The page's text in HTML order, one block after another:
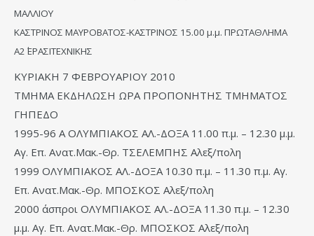
ΜΑΛΛΙΟΥ
ΚΑΣΤΡΙΝΟΣ ΜΑΥΡΟΒΑΤΟΣ-ΚΑΣΤΡΙΝΟΣ 15.00 μ.μ. ΠΡΩΤΑΘΛΗΜΑ
Α2΄ ΕΡΑΣΙΤΕΧΝΙΚΗΣ
ΚΥΡΙΑΚΗ 7 ΦΕΒΡΟΥΑΡΙΟΥ 2010
ΤΜΗΜΑ ΕΚΔΗΛΩΣΗ ΩΡΑ ΠΡΟΠΟΝΗΤΗΣ ΤΜΗΜΑΤΟΣ
ΓΗΠΕΔΟ
1995-96 Α ΟΛΥΜΠΙΑΚΟΣ ΑΛ.-ΔΟΞΑ 11.00 π.μ. – 12.30 μ.μ.
Αγ. Επ. Ανατ.Μακ.-Θρ. ΤΣΕΛΕΜΠΗΣ Αλεξ/πολη
1999 ΟΛΥΜΠΙΑΚΟΣ ΑΛ.-ΔΟΞΑ 10.30 π.μ. – 11.30 π.μ. Αγ.
Επ. Ανατ.Μακ.-Θρ. ΜΠΟΣΚΟΣ Αλεξ/πολη
2000 άσπροι ΟΛΥΜΠΙΑΚΟΣ ΑΛ.-ΔΟΞΑ 11.30 π.μ. – 12.30
μ.μ. Αγ. Επ. Ανατ.Μακ.-Θρ. ΜΠΟΣΚΟΣ Αλεξ/πολη